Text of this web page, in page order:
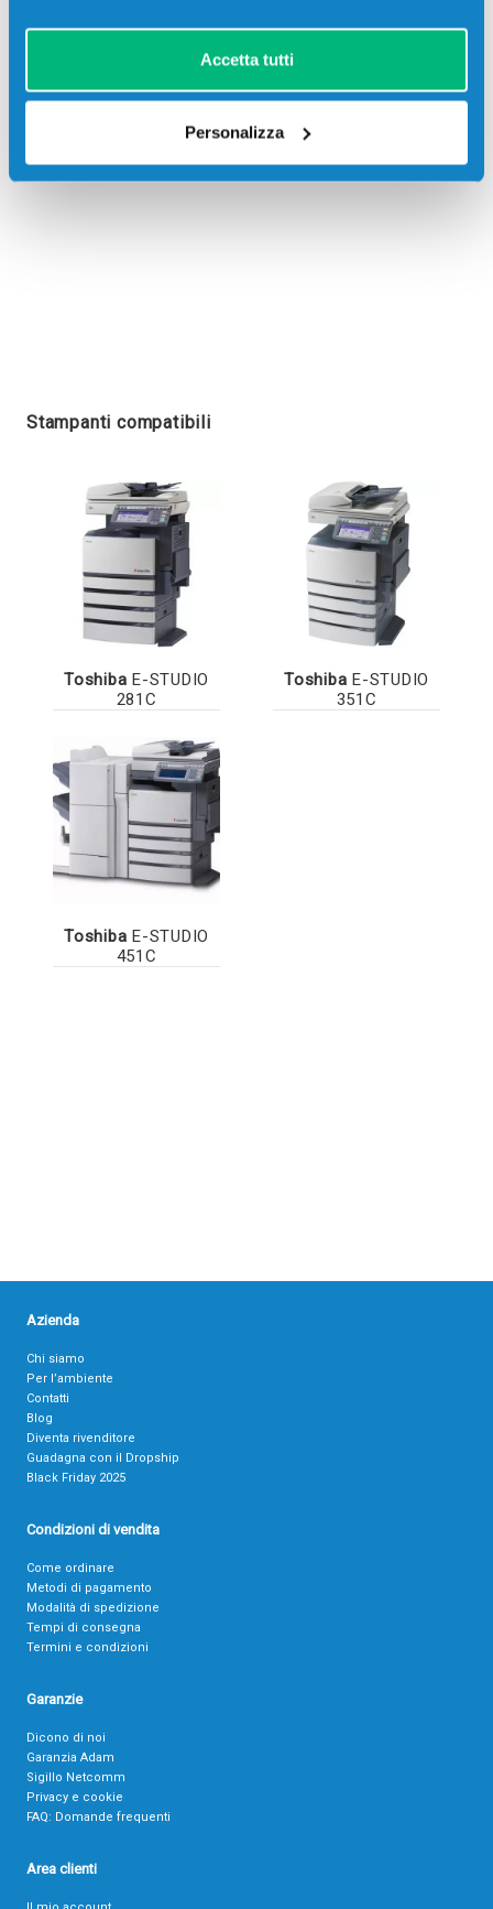
Accetta tutti
Personalizza
Stampanti compatibili
Toshiba E-STUDIO
281C
Toshiba E-STUDIO
351C
Toshiba E-STUDIO
451C
Azienda
Chi siamo
Per l’ambiente
Contatti
Blog
Diventa rivenditore
Guadagna con il Dropship
Black Friday 2025
Condizioni di vendita
Come ordinare
Metodi di pagamento
Modalità di spedizione
Tempi di consegna
Termini e condizioni
Garanzie
Dicono di noi
Garanzia Adam
Sigillo Netcomm
Privacy e cookie
FAQ: Domande frequenti
Area clienti